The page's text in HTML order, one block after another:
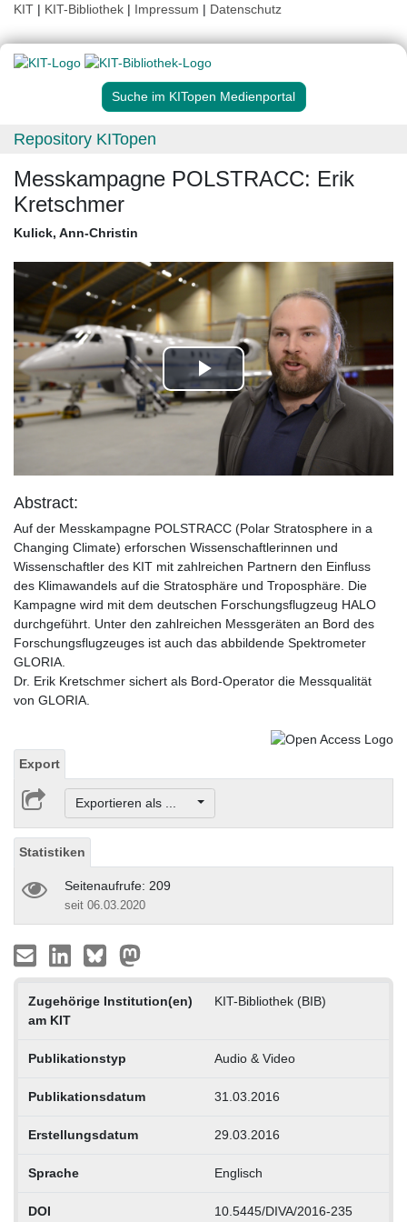
KIT | KIT-Bibliothek | Impressum | Datenschutz
Suche im KITopen Medienportal
Repository KITopen
Messkampagne POLSTRACC: Erik
Kretschmer
Kulick, Ann-Christin
Play
Video
Abstract:
Auf der Messkampagne POLSTRACC (Polar Stratosphere in a
Changing Climate) erforschen Wissenschaftlerinnen und
Wissenschaftler des KIT mit zahlreichen Partnern den Einfluss
des Klimawandels auf die Stratosphäre und Troposphäre. Die
Kampagne wird mit dem deutschen Forschungsflugzeug HALO
durchgeführt. Unter den zahlreichen Messgeräten an Bord des
Forschungsflugzeuges ist auch das abbildende Spektrometer
GLORIA.
Dr. Erik Kretschmer sichert als Bord-Operator die Messqualität
von GLORIA.
Export
Exportieren als ...
Statistiken
Seitenaufrufe: 209
seit 06.03.2020
Zugehörige Institution(en)
am KIT
KIT-Bibliothek (BIB)
Publikationstyp Audio & Video
Publikationsdatum 31.03.2016
Erstellungsdatum 29.03.2016
Sprache Englisch
DOI 10.5445/DIVA/2016-235